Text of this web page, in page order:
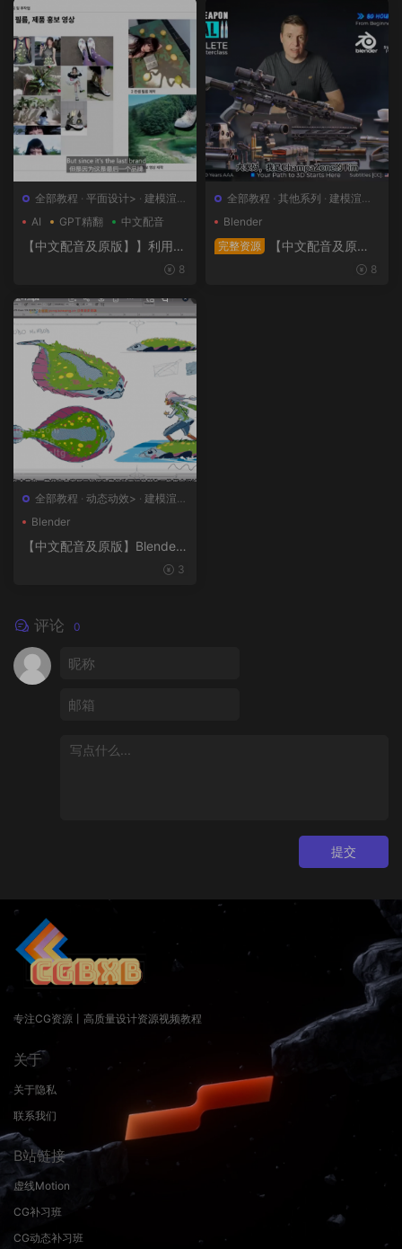
全部教程 · 平面设计> · 建模渲染
>
日韩系列
AI GPT精翻 中文配音
【中文配音及原版】】利用人
工智能和3D技术的混合BX流8
全部教程 · 其他系列 · 建模渲染>
· 概念设计>
Blender
完整资源
【中文配音及原
版】终极武器大师班2｜AR-18
全部教程 · 动态动效> · 建模渲染
>
概念设计>
Blender
【中文配音及原版】Blender
3
评论 0
提交
专注CG资源丨高质量设计资源视频教程
关于
关于隐私
联系我们
B站链接
虚线Motion
CG补习班
CG动态补习班